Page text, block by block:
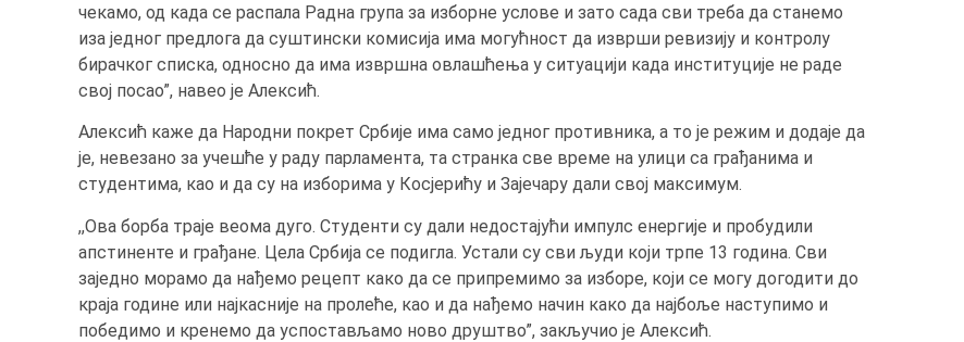
чекамо, од када се распала Радна група за изборне услове и зато сада сви треба да станемо
иза једног предлога да суштински комисија има могућност да изврши ревизију и контролу
бирачког списка, односно да има извршна овлашћења у ситуацији када институције не раде
свој посао”, навео је Алексић.
Алексић каже да Народни покрет Србије има само једног противника, а то је режим и додаје да
је, невезано за учешће у раду парламента, та странка све време на улици са грађанима и
студентима, као и да су на изборима у Косјерићу и Зајечару дали свој максимум.
,,Ова борба траје веома дуго. Студенти су дали недостајући импулс енергије и пробудили
апстиненте и грађане. Цела Србија се подигла. Устали су сви људи који трпе 13 година. Сви
заједно морамо да нађемо рецепт како да се припремимо за изборе, који се могу догодити до
краја године или најкасније на пролеће, као и да нађемо начин како да најбоље наступимо и
победимо и кренемо да успостављамо ново друштво”, закључио је Алексић.